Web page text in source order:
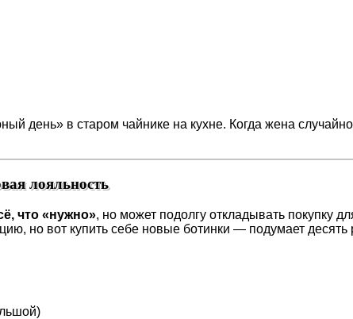
день» в старом чайнике на кухне. Когда жена
лояльность
что «нужно», но может подолгу откладывать покупку
но вот купить себе новые ботинки — подумает десять